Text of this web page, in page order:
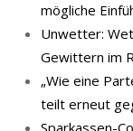
mögliche
Unwetter:
Gewittern im
„Wie eine
teilt erneut
Sparkassen-